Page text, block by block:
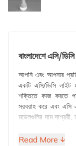
বাংলাদেশে এসি/
আপনি এবং আপনার
একটি এসি/ডিসি লাইট হল একটি দুর্দান্ত সমাধান। এটি এসি এবং
শক্তিতে কাজ করতে পারে।
সরবরাহ করে এবং এসি
মডেলগুলির দাম সাশ্রয়ী, তবে বাংলাদেশে এসি/ডিসি লাইটের দাম, এগুলোর ব্র্যান্ড এবং
Read More ↓